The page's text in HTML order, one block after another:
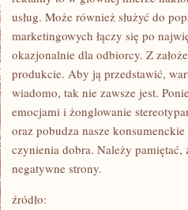
usług. Może również służyć do
marketingowych łączy się po
okazjonalnie dla odbiorcy. Z
produkcie. Aby ją przedstawić,
wiadomo, tak nie zawsze jest.
emocjami i żonglowanie
oraz pobudza nasze
czynienia dobra. Należy pamiętać,
negatywne strony.
źródło: